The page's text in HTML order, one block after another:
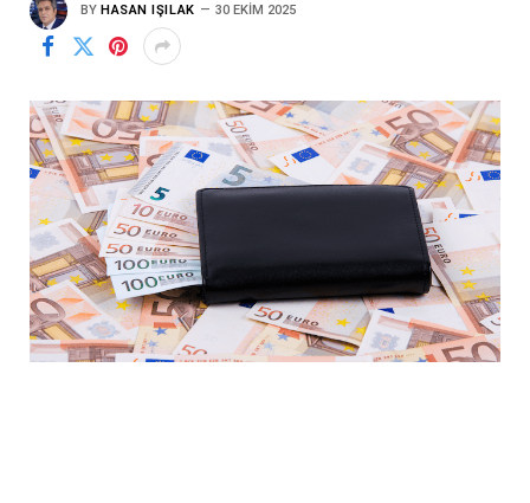
BY HASAN IŞILAK 30 EKIM 2025